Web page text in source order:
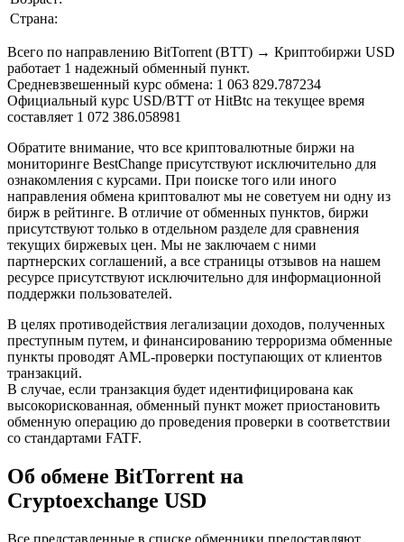
Страна:
Всего по направлению BitTorrent (BTT) → Криптобиржи USD
работает 1 надежный обменный пункт.
Средневзвешенный курс обмена: 1 063 829.787234
Официальный курс USD/BTT от HitBtc на текущее время
составляет 1 072 386.058981
Обратите внимание, что все криптовалютные биржи на
мониторинге BestChange присутствуют исключительно для
ознакомления с курсами. При поиске того или иного
направления обмена криптовалют мы не советуем ни одну из
бирж в рейтинге. В отличие от обменных пунктов, биржи
присутствуют только в отдельном разделе для сравнения
текущих биржевых цен. Мы не заключаем с ними
партнерских соглашений, а все страницы отзывов на нашем
ресурсе присутствуют исключительно для информационной
поддержки пользователей.
В целях противодействия легализации доходов, полученных
преступным путем, и финансированию терроризма обменные
пункты проводят AML-проверки поступающих от клиентов
транзакций.
В случае, если транзакция будет идентифицирована как
высокорискованная, обменный пункт может приостановить
обменную операцию до проведения проверки в соответствии
со стандартами FATF.
Об обмене BitTorrent на
Cryptoexchange USD
Все представленные в списке обменники предоставляют